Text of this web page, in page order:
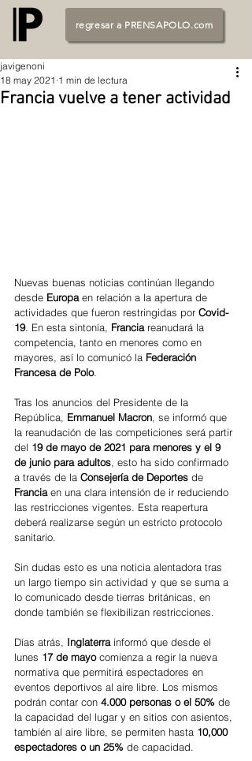
regresar a PRENSAPOLO.com
Francia vuelve a tener actividad
javigenoni
18 may 2021 1 min de lectura
Nuevas buenas noticias continúan llegando
desde Europa en relación a la apertura de
actividades que fueron restringidas por Covid-
19. En esta sintonía, Francia reanudará la
competencia, tanto en menores como en
mayores, así lo comunicó la Federación
Francesa de Polo.
Tras los anuncios del Presidente de la
República, Emmanuel Macron, se informó que
la reanudación de las competiciones será partir
del 19 de mayo de 2021 para menores y el 9
de junio para adultos, esto ha sido confirmado
a través de la Consejería de Deportes de
Francia en una clara intensión de ir reduciendo
las restricciones vigentes. Esta reapertura
deberá realizarse según un estricto protocolo
sanitario.
Sin dudas esto es una noticia alentadora tras
un largo tiempo sin actividad y que se suma a
lo comunicado desde tierras británicas, en
donde también se flexibilizan restricciones.
Días atrás, Inglaterra informó que desde el
lunes 17 de mayo comienza a regir la nueva
normativa que permitirá espectadores en
eventos deportivos al aire libre. Los mismos
podrán contar con 4.000 personas o el 50% de
la capacidad del lugar y en sitios con asientos,
también al aire libre, se permiten hasta 10,000
espectadores o un 25% de capacidad.